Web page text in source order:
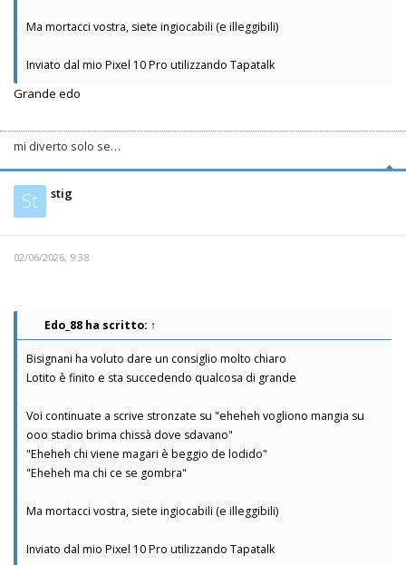
Ma mortacci vostra, siete ingiocabili (e illeggibili)
Inviato dal mio Pixel 10 Pro utilizzando Tapatalk
Grande edo
mi diverto solo se…
St stig
02/06/2026, 9:38
Edo_88 ha scritto: ↑
Bisignani ha voluto dare un consiglio molto chiaro
Lotito è finito e sta succedendo qualcosa di grande
Voi continuate a scrive stronzate su "eheheh vogliono mangia su
ooo stadio brima chissà dove sdavano"
"Eheheh chi viene magari è beggio de lodido"
"Eheheh ma chi ce se gombra"
Ma mortacci vostra, siete ingiocabili (e illeggibili)
Inviato dal mio Pixel 10 Pro utilizzando Tapatalk